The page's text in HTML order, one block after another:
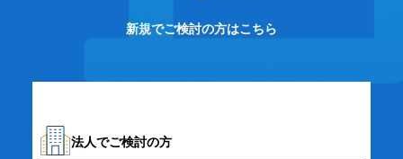
新規でご検討の方はこちら
法人でご検討の方